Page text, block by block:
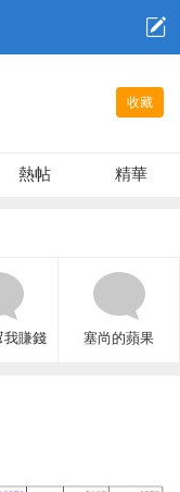
收藏
熱帖 精華
我賺錢 塞尚的蘋果